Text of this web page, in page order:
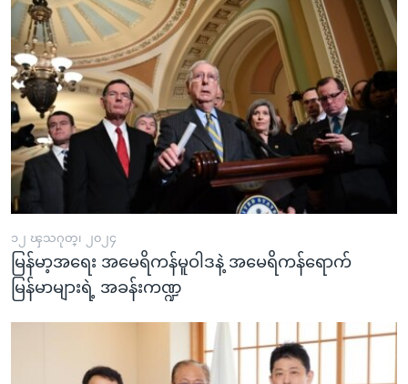
၁၂ ၾသဂုတ္၊ ၂၀၂၄
မြန်မာ့အရေး အမေရိကန်မူဝါဒနဲ့ အမေရိကန်ရောက်
မြန်မာများရဲ့ အခန်းကဏ္ဍ